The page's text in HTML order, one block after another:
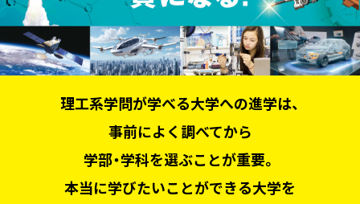
理工系学問が学べる大学への進学は、
事前によく調べてから
学部・学科を選ぶことが重要。
本当に学びたいことができる大学を